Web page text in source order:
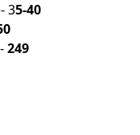
35-40
249